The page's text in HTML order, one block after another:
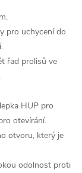
pro uchycení do
řad prolisů ve
HUP pro
otevírání.
otvoru, který je
odolnost proti